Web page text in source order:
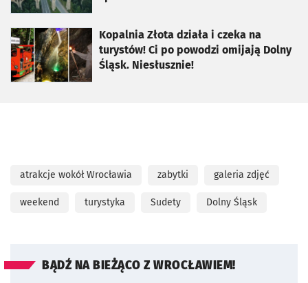
Kopalnia Złota działa i czeka na
turystów! Ci po powodzi omijają Dolny
Śląsk. Niesłusznie!
otworzy się w nowej karcie
atrakcje wokół Wrocławia zabytki galeria zdjęć
weekend turystyka Sudety Dolny Śląsk
BĄDŹ NA BIEŻĄCO Z WROCŁAWIEM!